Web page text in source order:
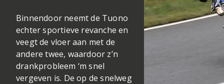
Binnendoor neemt de Tuono
echter sportieve revanche en
veegt de vloer aan met de
andere twee, waardoor z’n
drankprobleem ‘m snel
vergeven is. De op de snelweg